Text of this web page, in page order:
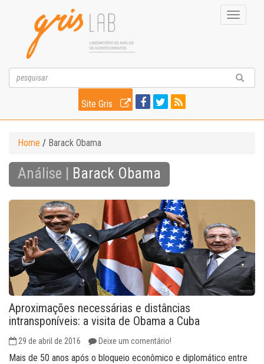
Toggle
Site Gris
Home / Barack Obama
Análise | Barack Obama
Aproximações necessárias e distâncias
intransponíveis: a visita de Obama a Cuba
29 de abril de 2016 Deixe um comentário!
Mais de 50 anos após o bloqueio econômico e diplomático entre